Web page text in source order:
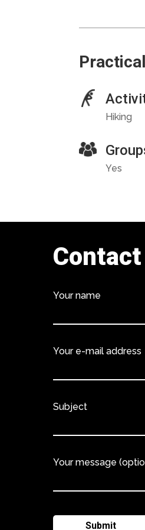
Hiking
Yes
Contact
Your name
Your e-mail address
Subject
Your message